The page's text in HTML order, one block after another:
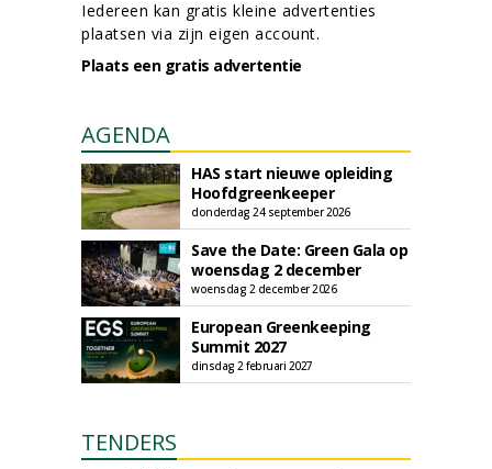
Iedereen kan gratis kleine advertenties
plaatsen via zijn eigen account.
Plaats een gratis advertentie
AGENDA
HAS start nieuwe opleiding
Hoofdgreenkeeper
donderdag 24 september 2026
Save the Date: Green Gala op
woensdag 2 december
woensdag 2 december 2026
European Greenkeeping
Summit 2027
dinsdag 2 februari 2027
TENDERS